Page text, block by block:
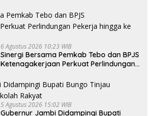
6 Agustus 2026 10:23 WIB
Sinergi Bersama Pemkab Tebo dan BPJS
Ketenagakerjaan Perkuat Perlindungan
5 Agustus 2026 15:02 WIB
Gubernur Jambi Didampingi Bupati